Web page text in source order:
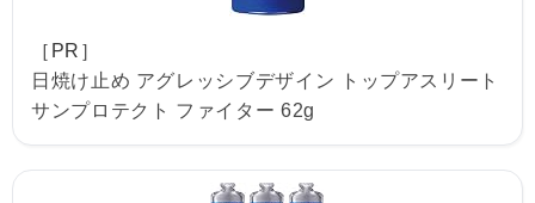
［PR］
日焼け止め アグレッシブデザイン トップアスリート
サンプロテクト ファイター 62g